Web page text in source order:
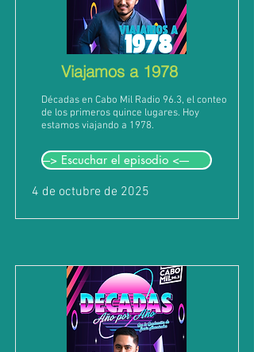
Viajamos a 1978
Décadas en Cabo Mil Radio 96.3, el conteo
de los primeros quince lugares. Hoy
estamos viajando a 1978.
---> Escuchar el episodio <----
4 de octubre de 2025